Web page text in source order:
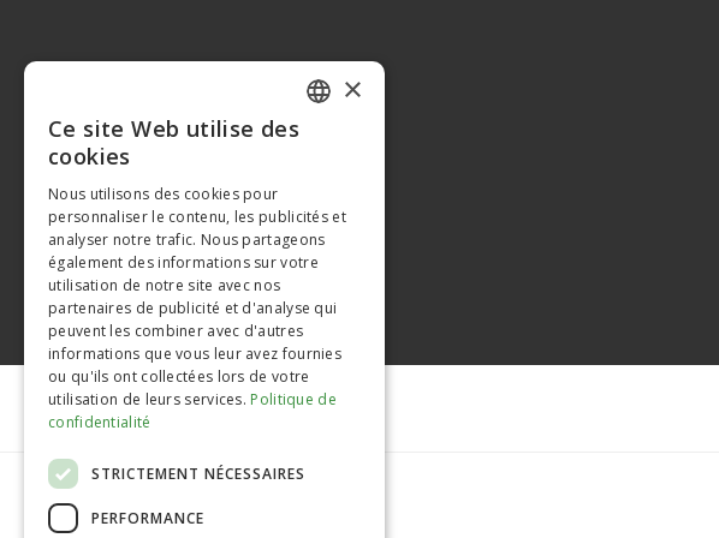
×
Ce site Web utilise des
cookies
Nous utilisons des cookies pour
personnaliser le contenu, les publicités et
analyser notre trafic. Nous partageons
également des informations sur votre
utilisation de notre site avec nos
partenaires de publicité et d'analyse qui
peuvent les combiner avec d'autres
informations que vous leur avez fournies
ou qu'ils ont collectées lors de votre
utilisation de leurs services. Politique de
confidentialité
STRICTEMENT NÉCESSAIRES
PERFORMANCE